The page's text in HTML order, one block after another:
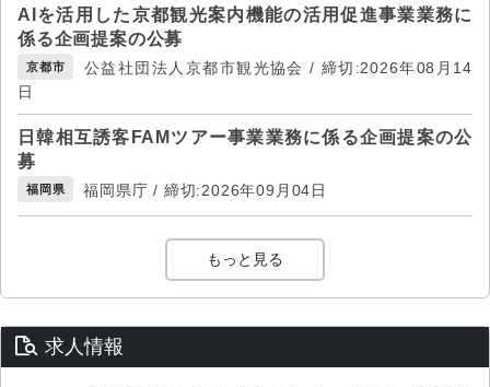
AIを活用した京都観光案内機能の活用促進事業業務に
係る企画提案の公募
京都市
公益社団法人京都市観光協会 / 締切:2026年08月14
日
日韓相互誘客FAMツアー事業業務に係る企画提案の公
募
福岡県 福岡県庁 / 締切:2026年09月04日
もっと見る
求人情報